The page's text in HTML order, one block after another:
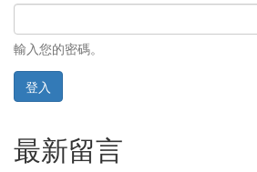
輸入您的密碼。
登入
最新留言